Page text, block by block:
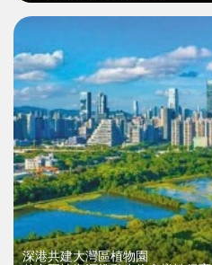
深港共建大灣區植物園